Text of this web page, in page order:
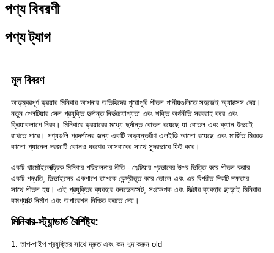
পণ্য বিবরণী
পণ্য ট্যাগ
মূল বিবরণ
আড়ম্বরপূর্ণ ড্রয়ার মিনিবার আপনার অতিথিদের পুরোপুরি শীতল পানীয়গুলিতে সহজেই অ্যাক্সেস দেয়।
নতুন পেলটিয়ার সেল প্রযুক্তি দুর্দান্ত নির্ভরযোগ্যতা এবং শক্তি অর্থনীতি সরবরাহ করে এবং
ক্রিয়াকলাপে নিরব। মিনিবারে ড্রয়ারের মধ্যে দুর্দান্ত বোতল রয়েছে যা বোতল এবং ক্যান উভয়ই
রাখতে পারে। পণ্যগুলি প্রদর্শনের জন্য একটি অভ্যন্তরীণ এলইডি আলো রয়েছে এবং মার্জিত মিররড
কালো প্যানেল দরজাটি কোনও ধরণের আসবাবের সাথে সুন্দরভাবে ফিট করে।
একটি থার্মোইলেক্ট্রিক মিনিবার পরিচালনার নীতি - পেল্টিয়ার প্রভাবের উপর ভিত্তি করে শীতল করার
একটি পদ্ধতি, ডিভাইসের একপাশে তাপকে কেন্দ্রীভূত করে তোলে এবং এর বিপরীত দিকটি দক্ষতার
সাথে শীতল হয়। এই প্রযুক্তির ব্যবহার কনডেনসেট, সংক্ষেপক এবং ফিল্টার ব্যবহার ছাড়াই মিনিবার
কমপ্যাক্ট নির্মাণ এবং অপারেশন নিশ্চিত করতে দেয়।
মিনিবার-স্ট্যান্ডার্ড বৈশিষ্ট্য:
1. তাপ-পাইপ প্রযুক্তির সাথে দ্রুত এবং কম শব্দ করুন old